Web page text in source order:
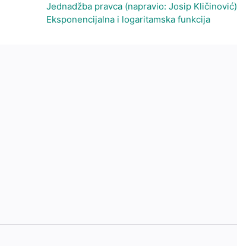
Jednadžba pravca (napravio: Josip Kličinović)
Eksponencijalna i logaritamska funkcija